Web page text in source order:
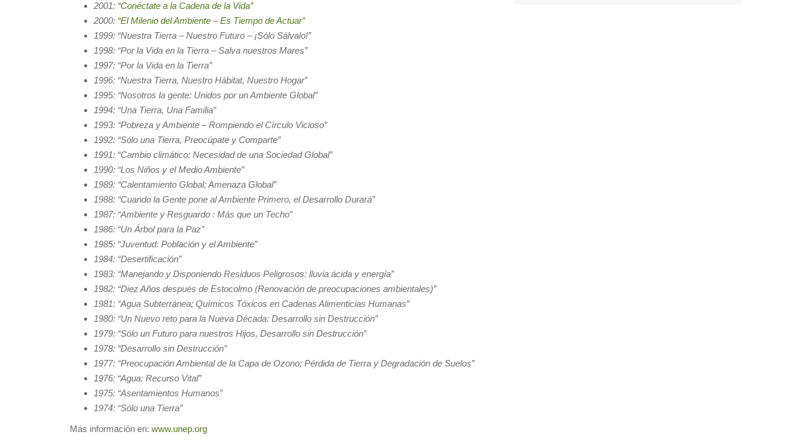
2001: “Conéctate a la Cadena de la Vida”
2000: “El Milenio del Ambiente – Es Tiempo de Actuar”
1999: “Nuestra Tierra – Nuestro Futuro – ¡Sólo Sálvalo!”
1998: “Por la Vida en la Tierra – Salva nuestros Mares”
1997: “Por la Vida en la Tierra”
1996: “Nuestra Tierra, Nuestro Hábitat, Nuestro Hogar”
1995: “Nosotros la gente: Unidos por un Ambiente Global”
1994: “Una Tierra, Una Familia”
1993: “Pobreza y Ambiente – Rompiendo el Círculo Vicioso”
1992: “Sólo una Tierra, Preocúpate y Comparte”
1991: “Cambio climático: Necesidad de una Sociedad Global”
1990: “Los Niños y el Medio Ambiente”
1989: “Calentamiento Global; Amenaza Global”
1988: “Cuando la Gente pone al Ambiente Primero, el Desarrollo Durará”
1987: “Ambiente y Resguardo : Más que un Techo”
1986: “Un Árbol para la Paz”
1985: “Juventud: Población y el Ambiente”
1984: “Desertificación”
1983: “Manejando y Disponiendo Residuos Peligrosos: lluvia ácida y energía”
1982: “Diez Años después de Estocolmo (Renovación de preocupaciones ambientales)”
1981: “Agua Subterránea; Químicos Tóxicos en Cadenas Alimenticias Humanas”
1980: “Un Nuevo reto para la Nueva Década: Desarrollo sin Destrucción”
1979: “Sólo un Futuro para nuestros Hijos, Desarrollo sin Destrucción”
1978: “Desarrollo sin Destrucción”
1977: “Preocupación Ambiental de la Capa de Ozono; Pérdida de Tierra y Degradación de Suelos”
1976: “Agua: Recurso Vital”
1975: “Asentamientos Humanos”
1974: “Sólo una Tierra”
Más información en: www.unep.org